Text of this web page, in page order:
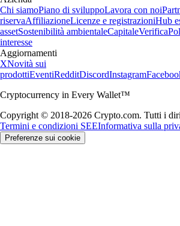
Chi siamoPiano di sviluppoLavora con noi
riservaAffiliazioneLicenze e registrazioniHub
assetSostenibilità ambientaleCapitaleVerifica
interesse
Aggiornamenti
XNovità sui
prodottiEventiRedditDiscordInstagram
Cryptocurrency in Every Wallet™
Copyright © 2018-2026 Crypto.com. Tutti i
Termini e condizioni SEEInformativa sulla
Preferenze sui cookie